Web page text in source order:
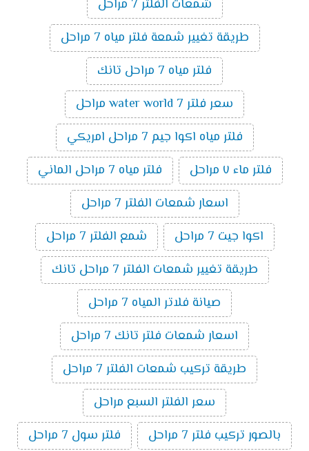
شمعات الفلتر 7 مراحل
طريقة تغيير شمعة فلتر مياه 7 مراحل
فلتر مياه 7 مراحل تانك
سعر فلتر water world 7 مراحل
فلتر مياه اكوا جيم 7 مراحل امريكي
فلتر ماء ٧ مراحل
فلتر مياه 7 مراحل الماني
اسعار شمعات الفلتر 7 مراحل
اكوا جيت 7 مراحل
شمع الفلتر 7 مراحل
طريقة تغيير شمعات الفلتر 7 مراحل تانك
صيانة فلاتر المياه 7 مراحل
اسعار شمعات فلتر تانك 7 مراحل
طريقة تركيب شمعات الفلتر 7 مراحل
سعر الفلتر السبع مراحل
بالصور تركيب فلتر 7 مراحل
فلتر سول 7 مراحل